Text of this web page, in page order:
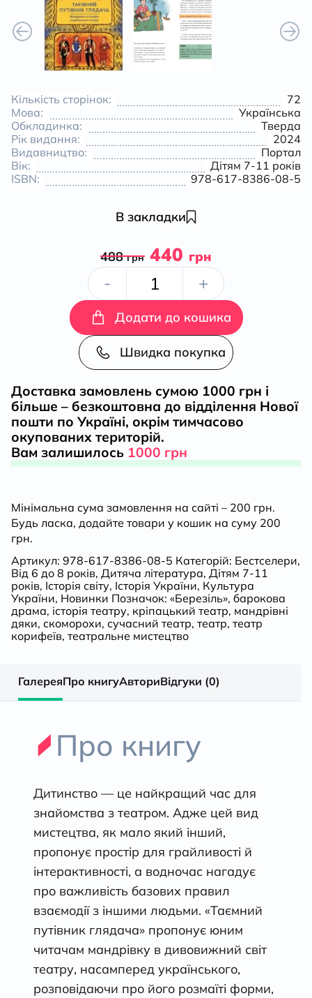
Кількість сторінок:
72
Мова:
Українська
Обкладинка:
Тверда
Рік видання:
2024
Видавництво:
Портал
Вік:
Дітям 7-11 років
ISBN:
978-617-8386-08-5
В закладки
488грн 440 грн
-
Таємний
путівник
глядача.
Мандрівка
в
історію
театру
+
Додати до кошика
Швидка покупка
Доставка замовлень сумою 1000 грн і
більше – безкоштовна до відділення Нової
пошти по Україні, окрім тимчасово
окупованих територій.
Вам залишилось 1000 грн
Мінімальна сума замовлення на сайті – 200 грн.
Будь ласка, додайте товари у кошик на суму 200
грн.
Артикул: 978-617-8386-08-5 Категорій: Бестселери,
Від 6 до 8 років, Дитяча література, Дітям 7-11
років, Історія світу, Історія України, Культура
України, Новинки Позначок: «Березіль», барокова
драма, історія театру, кріпацький театр, мандрівні
дяки, скоморохи, сучасний театр, театр, театр
корифеїв, театральне мистецтво
ГалереяПро книгуАвториВідгуки (0)
Про книгу
Дитинство — це найкращий час для
знайомства з театром. Адже цей вид
мистецтва, як мало який інший,
пропонує простір для грайливості й
інтерактивності, а водночас нагадує
про важливість базових правил
взаємодії з іншими людьми. «Таємний
путівник глядача» пропонує юним
читачам мандрівку в дивовижний світ
театру, насамперед українського,
розповідаючи про його розмаїті форми,